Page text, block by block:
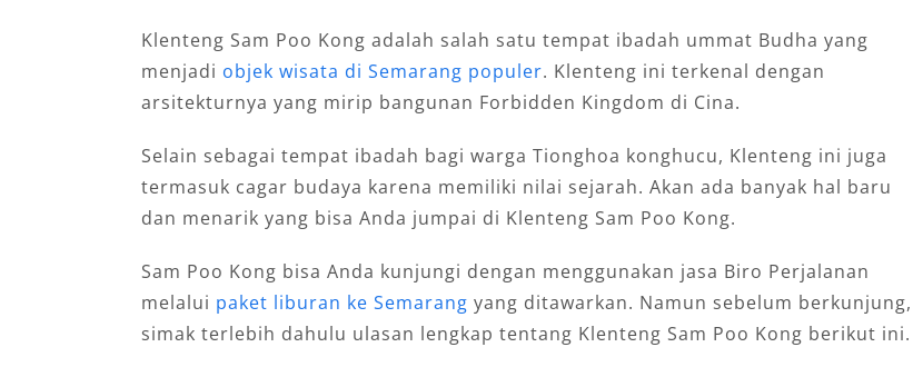
Klenteng Sam Poo Kong adalah salah satu tempat ibadah ummat Budha yang
menjadi objek wisata di Semarang populer. Klenteng ini terkenal dengan
arsitekturnya yang mirip bangunan Forbidden Kingdom di Cina.
Selain sebagai tempat ibadah bagi warga Tionghoa konghucu, Klenteng ini juga
termasuk cagar budaya karena memiliki nilai sejarah. Akan ada banyak hal baru
dan menarik yang bisa Anda jumpai di Klenteng Sam Poo Kong.
Sam Poo Kong bisa Anda kunjungi dengan menggunakan jasa Biro Perjalanan
melalui paket liburan ke Semarang yang ditawarkan. Namun sebelum berkunjung,
simak terlebih dahulu ulasan lengkap tentang Klenteng Sam Poo Kong berikut ini.